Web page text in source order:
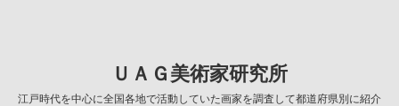
ＵＡＧ美術家研究所
江戸時代を中心に全国各地で活動していた画家を調査して都道府県別に紹介